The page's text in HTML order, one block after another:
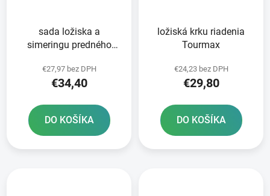
sada ložiska a
simeringu predného
€27,97 bez DPH
€34,40
DO KOŠÍKA
ložiská krku riadenia
Tourmax
€24,23 bez DPH
€29,80
DO KOŠÍKA